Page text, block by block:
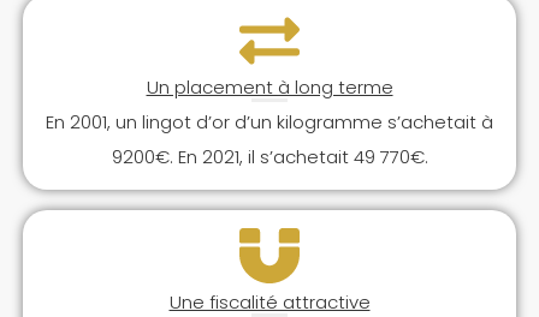
Un placement à long terme
En 2001, un lingot d’or d’un kilogramme s’achetait à
9200€. En 2021, il s’achetait 49 770€.
Une fiscalité attractive